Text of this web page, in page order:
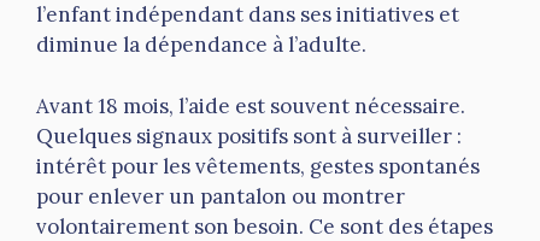
l’enfant indépendant dans ses initiatives et
diminue la dépendance à l’adulte.
Avant 18 mois, l’aide est souvent nécessaire.
Quelques signaux positifs sont à surveiller :
intérêt pour les vêtements, gestes spontanés
pour enlever un pantalon ou montrer
volontairement son besoin. Ce sont des étapes